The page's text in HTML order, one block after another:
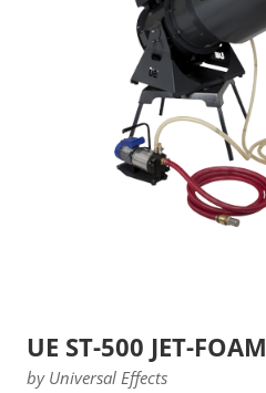
UE ST-500 JET-FOAM
by Universal Effects